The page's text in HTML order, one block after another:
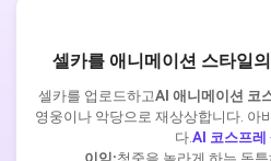
셀카를 애니메이션 스타일
셀카를 업로드하고AI 애니메이션 코
영웅이나 악당으로 재상상합니다. 아
다.AI 코스프레